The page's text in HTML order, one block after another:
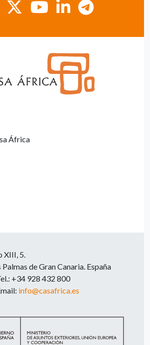
África
XIII, 5.
de Gran Canaria. España
+34 928 432 800
info@casafrica.es